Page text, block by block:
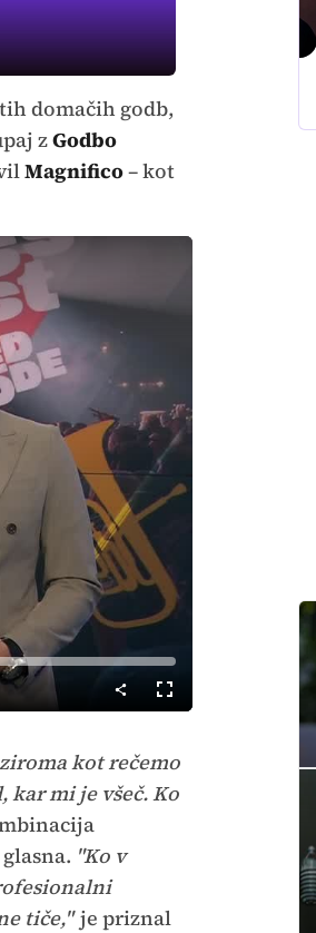
domačih godb,
zGodbo
Magnifico– kot
Celozaslonski
način
kot rečemo
mi je všeč. Ko
"Ko v
tiče,"je priznal